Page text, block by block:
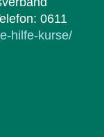
0611
hilfe-kurse/